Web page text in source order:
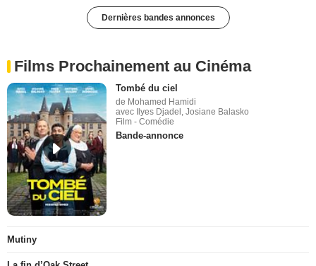
Dernières bandes annonces
Films Prochainement au Cinéma
Tombé du ciel
de Mohamed Hamidi
avec Ilyes Djadel, Josiane Balasko
Film - Comédie
Bande-annonce
Mutiny